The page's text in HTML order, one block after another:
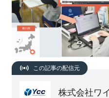
この記事の配信元
株式会社ワイ